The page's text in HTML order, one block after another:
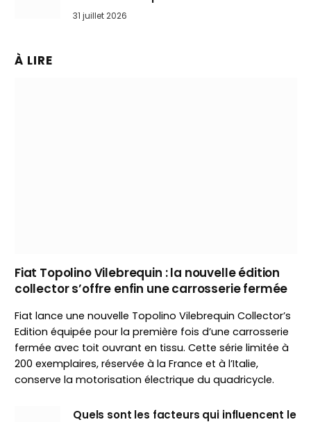
31 juillet 2026
À LIRE
Fiat Topolino Vilebrequin : la nouvelle édition
collector s’offre enfin une carrosserie fermée
Fiat lance une nouvelle Topolino Vilebrequin Collector’s
Edition équipée pour la première fois d’une carrosserie
fermée avec toit ouvrant en tissu. Cette série limitée à
200 exemplaires, réservée à la France et à l’Italie,
conserve la motorisation électrique du quadricycle.
Quels sont les facteurs qui influencent le